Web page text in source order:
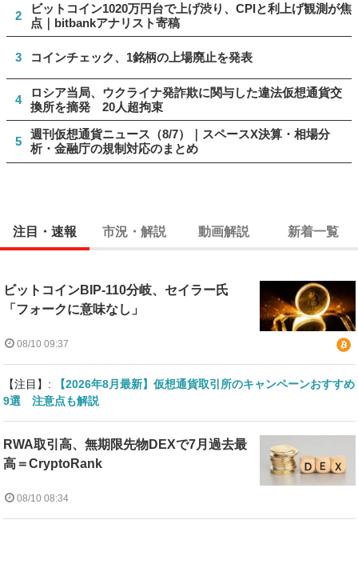
2
ビットコイン1020万円台で上げ渋り、CPIと利上げ観測が焦
点｜bitbankアナリスト寄稿
3 コインチェック、1銘柄の上場廃止を発表
4
ロシア当局、ウクライナ発詐欺に関与した違法仮想通貨交
換所を摘発 20人超拘束
5
週刊仮想通貨ニュース（8/7）｜スペースX決算・相場分
析・金融庁の規制対応のまとめ
注目・速報 市況・解説 動画解説 新着一覧
ビットコインBIP-110分岐、セイラー氏
「フォークに意味なし」
08/10 09:37
【注目】:
【2026年8月最新】仮想通貨取引所のキャンペーンおすすめ
9選 注意点も解説
RWA取引高、無期限先物DEXで7月過去最
高＝CryptoRank
08/10 08:34